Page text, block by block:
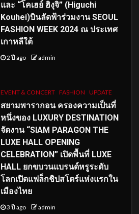
และ “โคเฮย์ ฮิงุจิ” (Higuchi
Kouhei)บินลัดฟ้าร่วมงาน SEOUL
FASHION WEEK 2024 ณ ประเทศ
เกาหลีใต้
2 ปี ago admin
EVENT & CONCERT FASHION UPDATE
สยามพารากอน ครองความเป็นที่
หนึ่งของ LUXURY DESTINATION
จัดงาน “SIAM PARAGON THE
LUXE HALL OPENING
CELEBRATION” เปิดพื้นที่ LUXE
HALL ยกขบวนแบรนด์หรูระดับ
โลกเปิดแฟล็กชิปสโตร์แห่งแรกใน
เมืองไทย
3 ปี ago admin